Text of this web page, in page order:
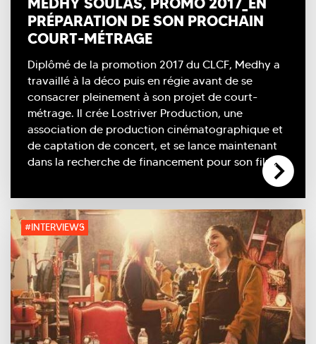
PRÉPARATION DE SON PROCHAIN
COURT-MÉTRAGE
Diplômé de la promotion 2017 du CLCF, Medhy a
travaillé à la déco puis en régie avant de se
consacrer pleinement à son projet de court-
métrage. Il crée Lostriver Production, une
association de production cinématographique et
de captation de concert, et se lance maintenant
dans la recherche de financement pour son film.
#INTERVIEWS